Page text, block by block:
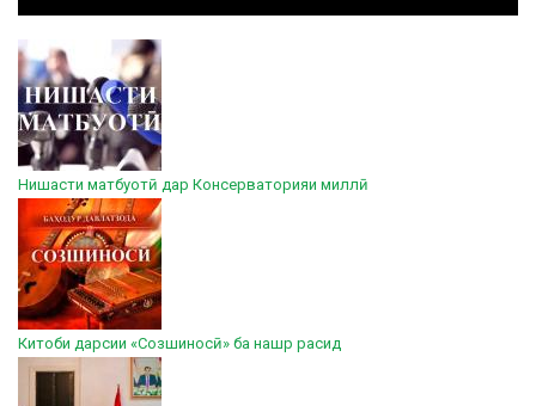
Нишасти матбуотӣ дар Консерваторияи миллӣ
Китоби дарсии «Созшиносӣ» ба нашр расид